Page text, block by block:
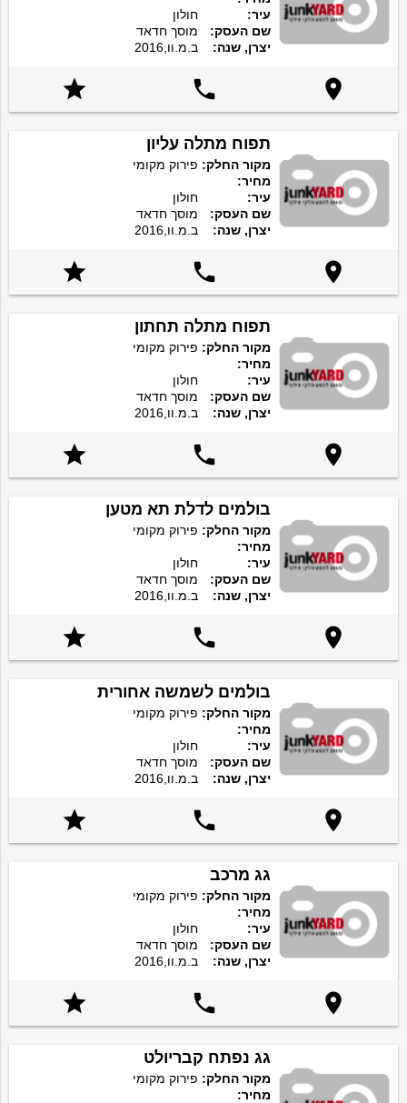
עיר:
חולון
שם העסק:
מוסך חדאד
יצרן, שנה:
ב.מ.וו,2016



תפוח מתלה עליון
מקור החלק: פירוק מקומי
מחיר:
עיר:
חולון
שם העסק:
מוסך חדאד
יצרן, שנה:
ב.מ.וו,2016



תפוח מתלה תחתון
מקור החלק: פירוק מקומי
מחיר:
עיר:
חולון
שם העסק:
מוסך חדאד
יצרן, שנה:
ב.מ.וו,2016



בולמים לדלת תא מטען
מקור החלק: פירוק מקומי
מחיר:
עיר:
חולון
שם העסק:
מוסך חדאד
יצרן, שנה:
ב.מ.וו,2016



בולמים לשמשה אחורית
מקור החלק: פירוק מקומי
מחיר:
עיר:
חולון
שם העסק:
מוסך חדאד
יצרן, שנה:
ב.מ.וו,2016



גג מרכב
מקור החלק: פירוק מקומי
מחיר:
עיר:
חולון
שם העסק:
מוסך חדאד
יצרן, שנה:
ב.מ.וו,2016



גג נפתח קבריולט
מקור החלק: פירוק מקומי
מחיר: